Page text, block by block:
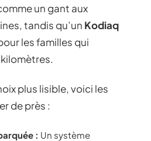
un gant aux
tandis qu’un Kodiaq
les familles qui
plus lisible, voici les
de près :
: Un système